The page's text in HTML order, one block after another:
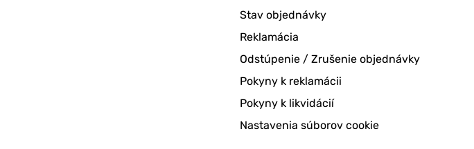
Stav objednávky
Reklamácia
Odstúpenie / Zrušenie objednávky
Pokyny k reklamácii
Pokyny k likvidácií
Nastavenia súborov cookie